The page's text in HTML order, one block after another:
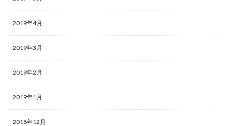
2019年4月
2019年3月
2019年2月
2019年1月
2018年12月